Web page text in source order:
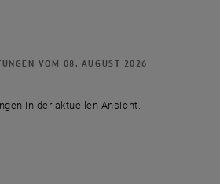
VOM 08. AUGUST 2026
in der aktuellen Ansicht.